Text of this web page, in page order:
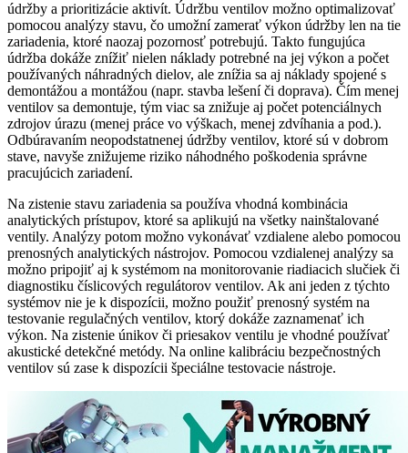
údržby a prioritizácie aktivít. Údržbu ventilov možno optimalizovať
pomocou analýzy stavu, čo umožní zamerať výkon údržby len na tie
zariadenia, ktoré naozaj pozornosť potrebujú. Takto fungujúca
údržba dokáže znížiť nielen náklady potrebné na jej výkon a počet
používaných náhradných dielov, ale znížia sa aj náklady spojené s
demontážou a montážou (napr. stavba lešení či doprava). Čím menej
ventilov sa demontuje, tým viac sa znižuje aj počet potenciálnych
zdrojov úrazu (menej práce vo výškach, menej zdvíhania a pod.).
Odbúravaním neopodstatnenej údržby ventilov, ktoré sú v dobrom
stave, navyše znižujeme riziko náhodného poškodenia správne
pracujúcich zariadení.
Na zistenie stavu zariadenia sa používa vhodná kombinácia
analytických prístupov, ktoré sa aplikujú na všetky nainštalované
ventily. Analýzy potom možno vykonávať vzdialene alebo pomocou
prenosných analytických nástrojov. Pomocou vzdialenej analýzy sa
možno pripojiť aj k systémom na monitorovanie riadiacich slučiek či
diagnostiku číslicových regulátorov ventilov. Ak ani jeden z týchto
systémov nie je k dispozícii, možno použiť prenosný systém na
testovanie regulačných ventilov, ktorý dokáže zaznamenať ich
výkon. Na zistenie únikov či priesakov ventilu je vhodné používať
akustické detekčné metódy. Na online kalibráciu bezpečnostných
ventilov sú zase k dispozícii špeciálne testovacie nástroje.